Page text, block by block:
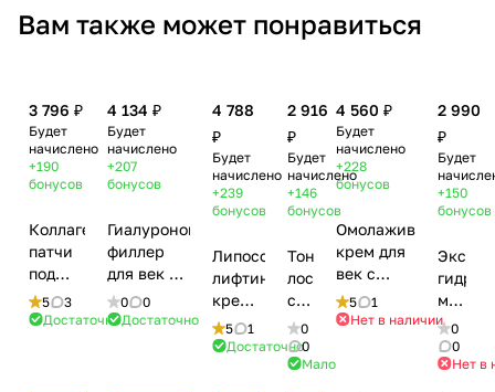
Вам также может понравиться
3 796 ₽
Будет
начислено
+190
бонусов
Коллагеновые
патчи
под
глаза /
100%
5
3
Достаточно
4 134 ₽
Будет
начислено
+207
бонусов
Гиалуроновый
филлер
для век с
подтягивающим
эффектом
0
0
Достаточно
4 788
₽
Будет
начислено
+239
бонусов
Липосомальный
лифтинг-
крем
Tete с
гиалуроновой
5
1
Достаточно
2 916
₽
Будет
начислено
+146
бонусов
Тоник/
лосьон
с
гиалуроновой
кислотой
Tete,
0
0
Мало
4 560 ₽
Будет
начислено
+228
бонусов
Омолаживающий
крем для
век с
коллоидным
золотом /
5
1
Нет в наличии
2 990
₽
Будет
+150
бонусов
маска
с
Tete,
0
0
Нет в